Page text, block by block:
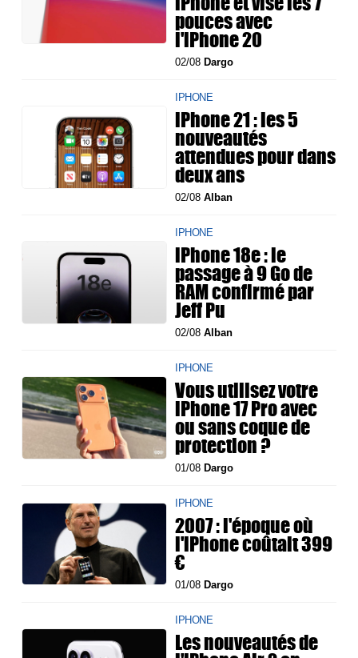
pouces avec
l'iPhone 20
02/08 Dargo
IPHONE
iPhone 21 : les 5
nouveautés
attendues pour dans
deux ans
02/08Alban
IPHONE
iPhone 18e : le
passage à 9 Go de
RAM confirmé par
Jeff Pu
02/08Alban
IPHONE
Vous utilisez votre
iPhone 17 Pro avec
ou sans coque de
protection ?
01/08 Dargo
IPHONE
2007 : l'époque où
l'iPhone coûtait 399
€
01/08 Dargo
IPHONE
Les nouveautés de